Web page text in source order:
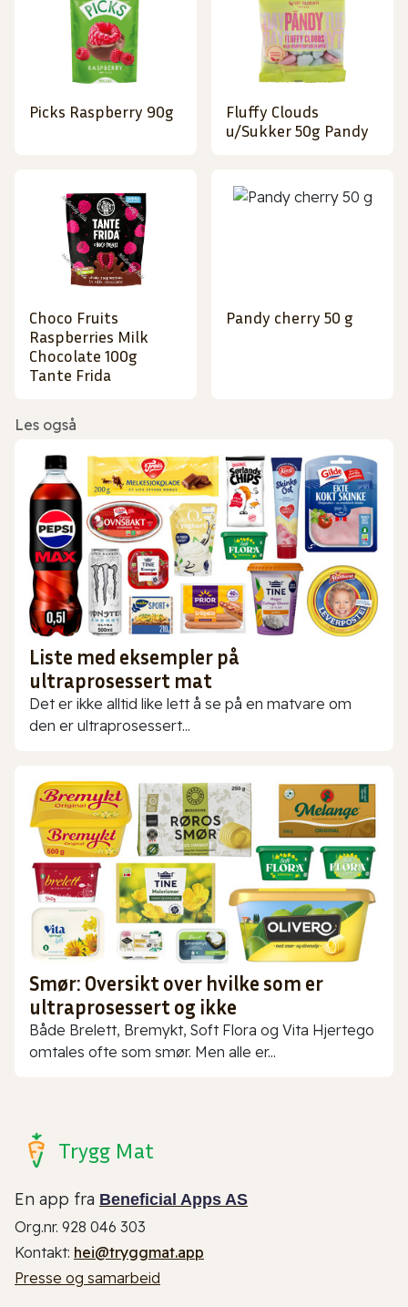
Picks Raspberry 90g
Fluffy Clouds
u/Sukker 50g Pandy
Choco Fruits
Raspberries Milk
Chocolate 100g
Tante Frida
Pandy cherry 50 g
Les også
Liste med eksempler på
ultraprosessert mat
Det er ikke alltid like lett å se på en matvare om
den er ultraprosessert...
Smør: Oversikt over hvilke som er
ultraprosessert og ikke
Både Brelett, Bremykt, Soft Flora og Vita Hjertego
omtales ofte som smør. Men alle er...
Trygg Mat
En app fra Beneficial Apps AS
Org.nr. 928 046 303
Kontakt: hei@tryggmat.app
Presse og samarbeid